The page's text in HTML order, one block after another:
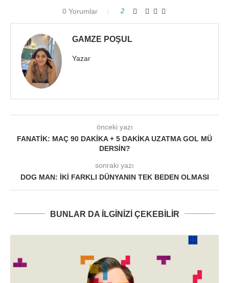
0 Yorumlar 2
GAMZE POŞUL
Yazar
önceki yazı
FANATIK: MAÇ 90 DAKIKA + 5 DAKIKA UZATMA GOL MÜ
DERSIN?
sonraki yazı
DOG MAN: İKI FARKLI DÜNYANIN TEK BEDEN OLMASI
BUNLAR DA ILGINIZI ÇEKEBILIR